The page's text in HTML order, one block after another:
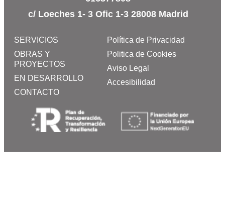
c/ Loeches 1- 3 Ofic 1-3 28008 Madrid
SERVICIOS
OBRAS Y
PROYECTOS
EN DESARROLLO
CONTACTO
Política de Privacidad
Politica de Cookies
Aviso Legal
Accesibilidad